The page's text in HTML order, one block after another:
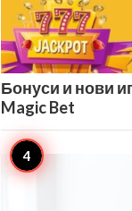
Бонуси и нови
Magic Bet